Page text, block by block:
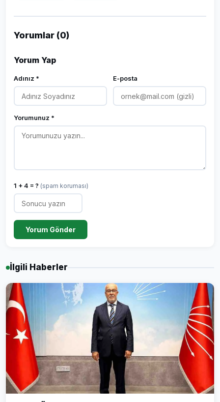
Yorumlar (0)
Yorum Yap
Adınız * E-posta
Yorumunuz *
1 + 4 = ? (spam koruması)
Yorum Gönder
İlgili Haberler